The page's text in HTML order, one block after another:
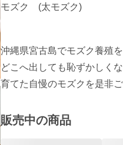
モズク (太モズク)
沖縄県宮古島でモズク養殖
どこへ出しても恥ずかしく
育てた自慢のモズクを是非ご
販売中の商品